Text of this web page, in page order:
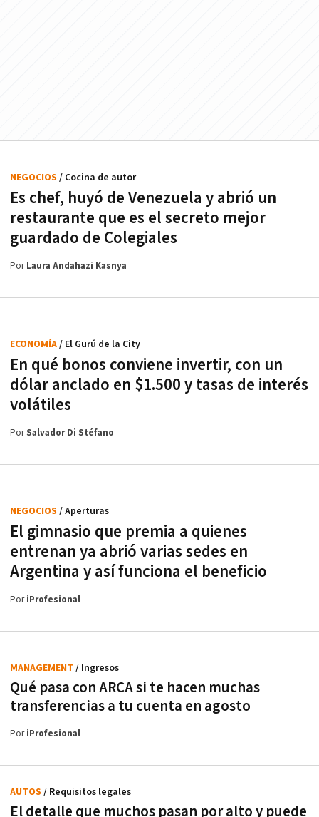
Es chef, huyó de Venezuela y abrió un
restaurante que es el secreto mejor
guardado de Colegiales
NEGOCIOS / Cocina de autor
PorLaura Andahazi Kasnya
En qué bonos conviene invertir, con un
dólar anclado en $1.500 y tasas de interés
volátiles
ECONOMÍA/ El Gurú de la City
PorSalvador Di Stéfano
El gimnasio que premia a quienes
entrenan ya abrió varias sedes en
Argentina y así funciona el beneficio
NEGOCIOS / Aperturas
PoriProfesional
Qué pasa con ARCA si te hacen muchas
transferencias a tu cuenta en agosto
MANAGEMENT / Ingresos
PoriProfesional
El detalle que muchos pasan por alto y puede
AUTOS / Requisitos legales